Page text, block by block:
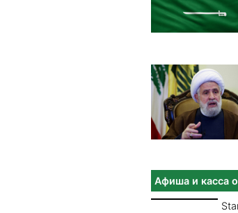
Афиша и касса